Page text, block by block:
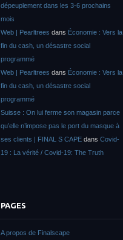
dépeuplement dans les 3-6 prochains
mois
Web | Pearltrees dans Économie : Vers la
fin du cash, un désastre social
programmé
Web | Pearltrees dans Économie : Vers la
fin du cash, un désastre social
programmé
Suisse : On lui ferme son magasin parce
qu’elle n’impose pas le port du masque à
ses clients | FINAL S CAPE dans Covid-
19 : La vérité / Covid-19: The Truth
PAGES
A propos de Finalscape